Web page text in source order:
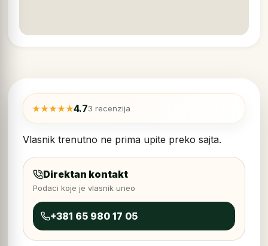
★★★★★4.73 recenzija
Vlasnik trenutno ne prima upite preko sajta.
Direktan kontakt
Podaci koje je vlasnik uneo
+381 65 980 17 05